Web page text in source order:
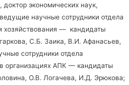
доктор экономических наук,
научные сотрудники отдела
хозяйствования — кандидаты
С.Б. Заика, В.И. Афанасьев,
сотрудники отдела
организациях АПК — кандидаты
О.В. Логачева, И.Д. Эрюкова;